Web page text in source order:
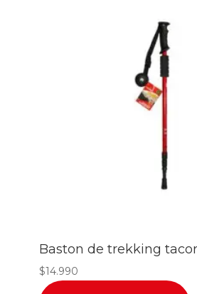
Baston de trekking
$14.990